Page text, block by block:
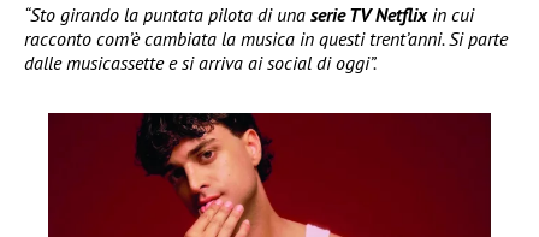
“Sto girando la puntata pilota di una serie TV Netflixin cui
racconto com’è cambiata la musica in questi trent’anni. Si parte
dalle musicassette e si arriva ai social di oggi”.